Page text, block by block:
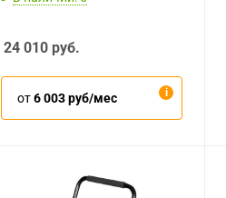
24 010 руб.
от6 003 руб/мес